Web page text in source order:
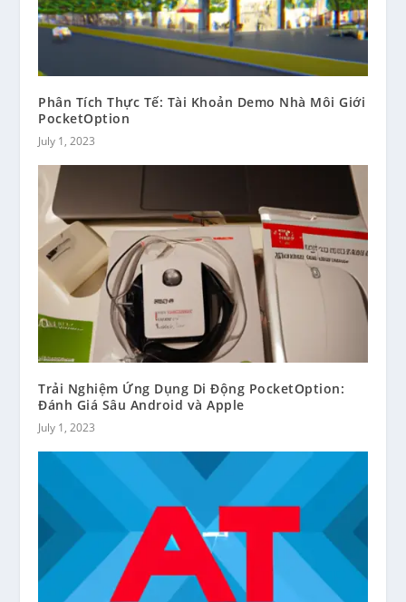
Phân Tích Thực Tế: Tài Khoản Demo Nhà Môi Giới
PocketOption
July 1, 2023
Trải Nghiệm Ứng Dụng Di Động PocketOption:
Đánh Giá Sâu Android và Apple
July 1, 2023